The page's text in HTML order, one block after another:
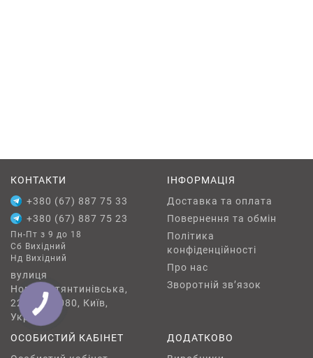
КОНТАКТИ
+380 (67) 887 75 33
+380 (67) 887 75 23
Пн-Пт з 9 до 18
Сб Вихідний
Нд Вихідний
вулиця
Новокостянтинівська,
22/15, 04080, Київ,
Україна
ІНФОРМАЦІЯ
Доставка та оплата
Повернення та обмін
Політика
конфіденційності
Про нас
Зворотній зв’язок
ОСОБИСТИЙ КАБІНЕТ
ДОДАТКОВО